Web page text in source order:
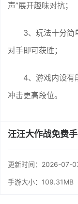
声”展开趣味对抗；
3、玩法十分简
对手即可获胜；
4、游戏内设有
冲击更高段位。
汪汪大作战免费
更新时间： 2026-07-
手游大小：109.31MB